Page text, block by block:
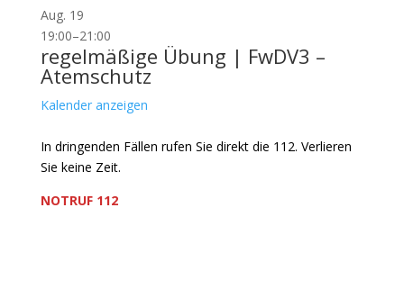
Aug. 19
19:00–21:00
regelmäßige Übung | FwDV3 –
Atemschutz
Kalender anzeigen
In dringenden Fällen rufen Sie direkt die 112. Verlieren
Sie keine Zeit.
NOTRUF 112